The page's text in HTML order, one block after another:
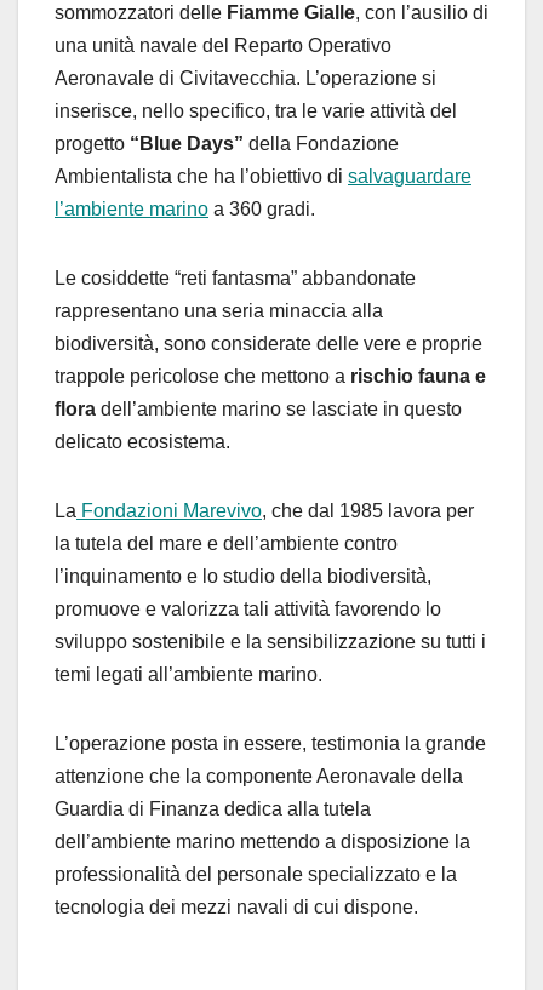
sommozzatori delle Fiamme Gialle, con l’ausilio di
una unità navale del Reparto Operativo
Aeronavale di Civitavecchia. L’operazione si
inserisce, nello specifico, tra le varie attività del
progetto “Blue Days” della Fondazione
Ambientalista che ha l’obiettivo di salvaguardare
l’ambiente marino a 360 gradi.
Le cosiddette “reti fantasma” abbandonate
rappresentano una seria minaccia alla
biodiversità, sono considerate delle vere e proprie
trappole pericolose che mettono a rischio fauna e
flora dell’ambiente marino se lasciate in questo
delicato ecosistema.
La Fondazioni Marevivo, che dal 1985 lavora per
la tutela del mare e dell’ambiente contro
l’inquinamento e lo studio della biodiversità,
promuove e valorizza tali attività favorendo lo
sviluppo sostenibile e la sensibilizzazione su tutti i
temi legati all’ambiente marino.
L’operazione posta in essere, testimonia la grande
attenzione che la componente Aeronavale della
Guardia di Finanza dedica alla tutela
dell’ambiente marino mettendo a disposizione la
professionalità del personale specializzato e la
tecnologia dei mezzi navali di cui dispone.